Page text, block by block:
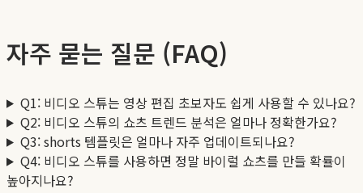
자주 묻는 질문 (FAQ)
Q1: 비디오 스튜는 영상 편집 초보자도 쉽게 사용할 수 있나요?
Q2: 비디오 스튜의 쇼츠 트렌드 분석은 얼마나 정확한가요?
Q3: shorts 템플릿은 얼마나 자주 업데이트되나요?
Q4: 비디오 스튜를 사용하면 정말 바이럴 쇼츠를 만들 확률이
높아지나요?